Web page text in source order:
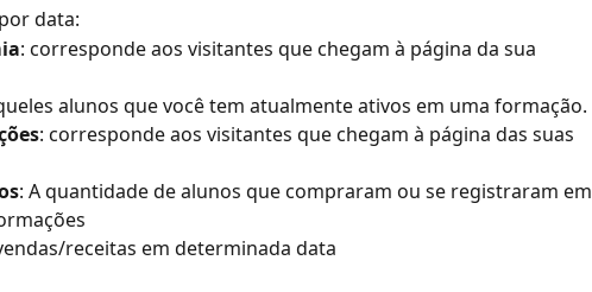
data:
: corresponde aos visitantes que chegam à página da sua
alunos que você tem atualmente ativos em uma formação.
: corresponde aos visitantes que chegam à página das suas
: A quantidade de alunos que compraram ou se registraram em
receitas em determinada data